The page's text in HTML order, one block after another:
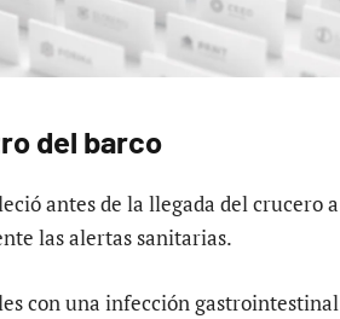
del barco
antes de la llegada del crucero a
las alertas sanitarias.
con una infección gastrointestinal